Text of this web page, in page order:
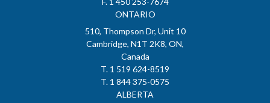
ONTARIO
510, Thompson Dr, Unit 10
Cambridge, N1T 2K8, ON,
Canada
T. 1 519 624-8519
T. 1 844 375-0575
ALBERTA